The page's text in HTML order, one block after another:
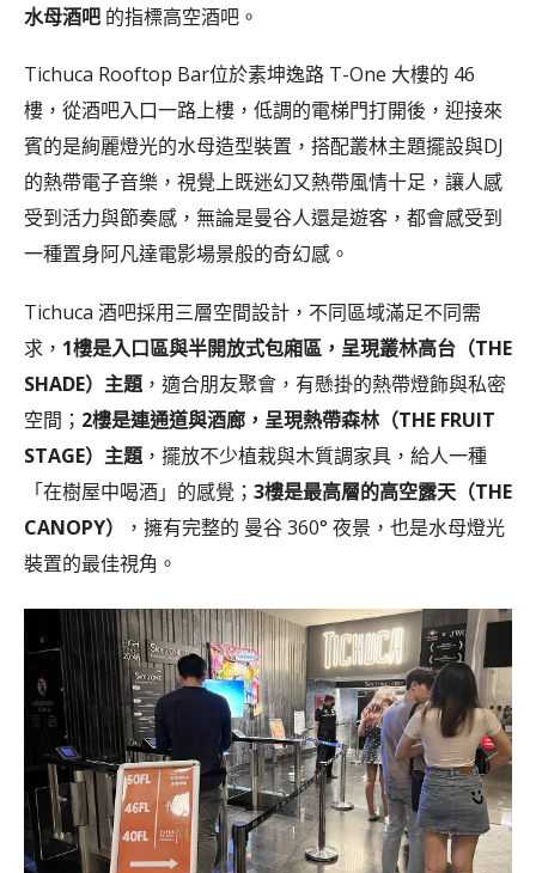
水母酒吧 的指標高空酒吧。
Tichuca Rooftop Bar位於素坤逸路 T-One 大樓的 46
樓，從酒吧入口一路上樓，低調的電梯門打開後，迎接來
賓的是絢麗燈光的水母造型裝置，搭配叢林主題擺設與DJ
的熱帶電子音樂，視覺上既迷幻又熱帶風情十足，讓人感
受到活力與節奏感，無論是曼谷人還是遊客，都會感受到
一種置身阿凡達電影場景般的奇幻感。
Tichuca 酒吧採用三層空間設計，不同區域滿足不同需
求， 1樓是入口區與半開放式包廂區，呈現叢林高台（THE
SHADE）主題，適合朋友聚會，有懸掛的熱帶燈飾與私密
空間； 2樓是連通道與酒廊，呈現熱帶森林（THE FRUIT
STAGE）主題，擺放不少植栽與木質調家具，給人一種
「在樹屋中喝酒」的感覺； 3樓是最高層的高空露天（THE
CANOPY）
，擁有完整的 曼谷 360° 夜景，也是水母燈光
裝置的最佳視角。